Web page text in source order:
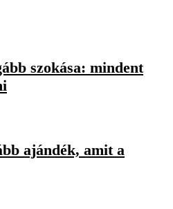
szokása: mindent
ajándék, amit a